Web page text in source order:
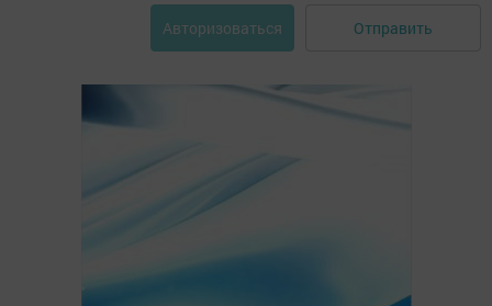
Авторизоваться Отправить